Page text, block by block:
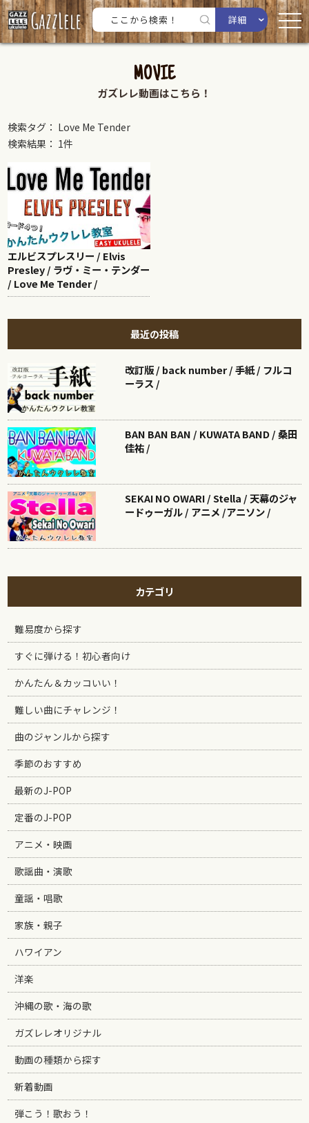
詳細
MOVIE
ガズレレ動画はこちら！
検索タグ： Love Me Tender
検索結果： 1件
エルビスプレスリー / Elvis
Presley / ラヴ・ミー・テンダー
/ Love Me Tender /
最近の投稿
改訂版 / back number / 手紙 / フルコ
ーラス /
BAN BAN BAN / KUWATA BAND / 桑田
佳祐 /
SEKAI NO OWARI / Stella / 天幕のジャ
ードゥーガル / アニメ /アニソン /
カテゴリ
難易度から探す
すぐに弾ける！初心者向け
かんたん＆カッコいい！
難しい曲にチャレンジ！
曲のジャンルから探す
季節のおすすめ
最新のJ-POP
定番のJ-POP
アニメ・映画
歌謡曲・演歌
童謡・唱歌
家族・親子
ハワイアン
洋楽
沖縄の歌・海の歌
ガズレレオリジナル
動画の種類から探す
新着動画
弾こう！歌おう！